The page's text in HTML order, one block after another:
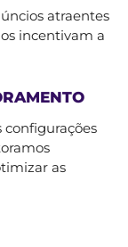
atraentes
incentivam a
configurações
as